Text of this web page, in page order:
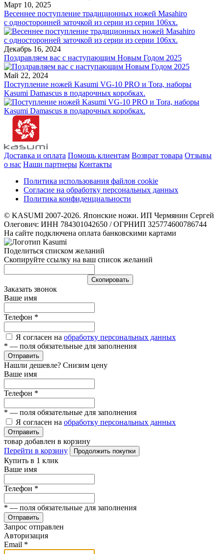
Март 10, 2025
Весеннее поступление традиционных ножей Masahiro
с односторонней заточкой из серии из серии 106хх.
Декабрь 16, 2024
Поздравляем вас с наступающим Новым Годом 2025
Май 22, 2024
Поступление ножей Kasumi VG-10 PRO и Tora, наборы
Kasumi Damascus в подарочных коробках.
Доставка и оплата Помощь клиентам Возврат товара Отзывы
о нас Наши партнеры Контакты
Политика использования файлов cookie
Согласие на обработку персональных данных
Политика конфиденциальности
© KASUMI 2007-2026. Японские ножи. ИП Чермянин Сергей
Олегович: ИНН 784301042650 / ОГРНИП 325774600786744
На сайте подключена оплата банковскими картами
Поделиться списком желаний
Скопируйте ссылку на ваш список желаний
Cкопировать
Заказать звонок
Ваше имя
Телефон *
Я согласен на обработку персональных данных
* — поля обязательные для заполнения
Отправить
Нашли дешевле? Снизим цену
Ваше имя
Телефон *
* — поля обязательные для заполнения
Я согласен на обработку персональных данных
Отправить
товар добавлен в корзину
Перейти в корзину
Продолжить покупки
Купить в 1 клик
Ваше имя
Телефон *
* — поля обязательные для заполнения
Отправить
Запрос отправлен
Авторизация
Email *